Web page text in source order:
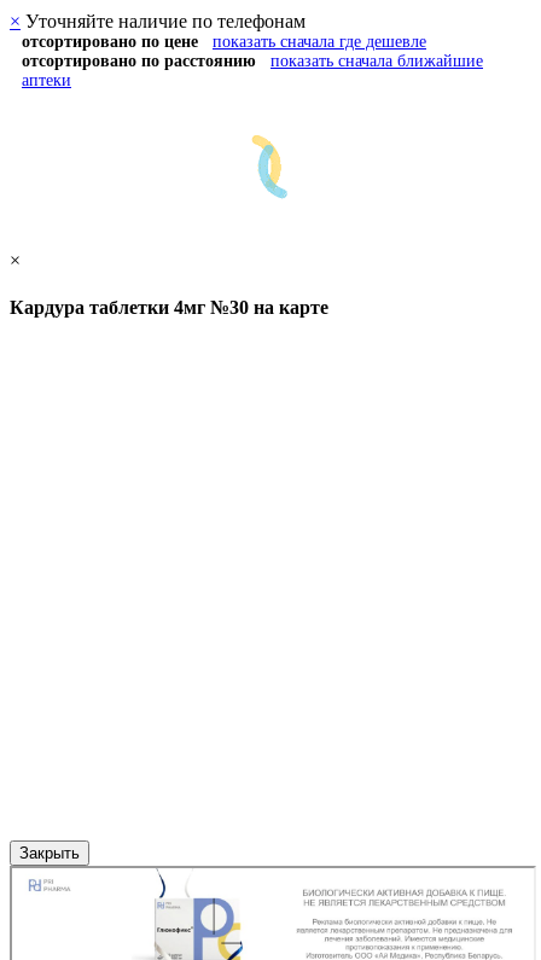
× Уточняйте наличие по телефонам
отсортировано по цене
показать сначала где дешевле
отсортировано по расстоянию
показать сначала ближайшие
аптеки
×
Кардура таблетки 4мг №30 на карте
Закрыть